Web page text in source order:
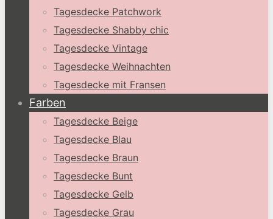
Tagesdecke Patchwork
Tagesdecke Shabby chic
Tagesdecke Vintage
Tagesdecke Weihnachten
Tagesdecke mit Fransen
Farben
Tagesdecke Beige
Tagesdecke Blau
Tagesdecke Braun
Tagesdecke Bunt
Tagesdecke Gelb
Tagesdecke Grau